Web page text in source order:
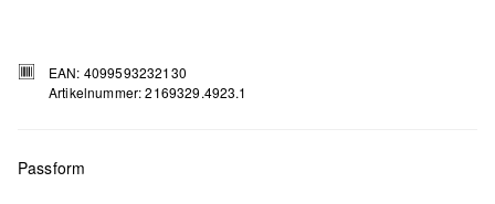
EAN: 4099593232130
Artikelnummer: 2169329.4923.1
Passform